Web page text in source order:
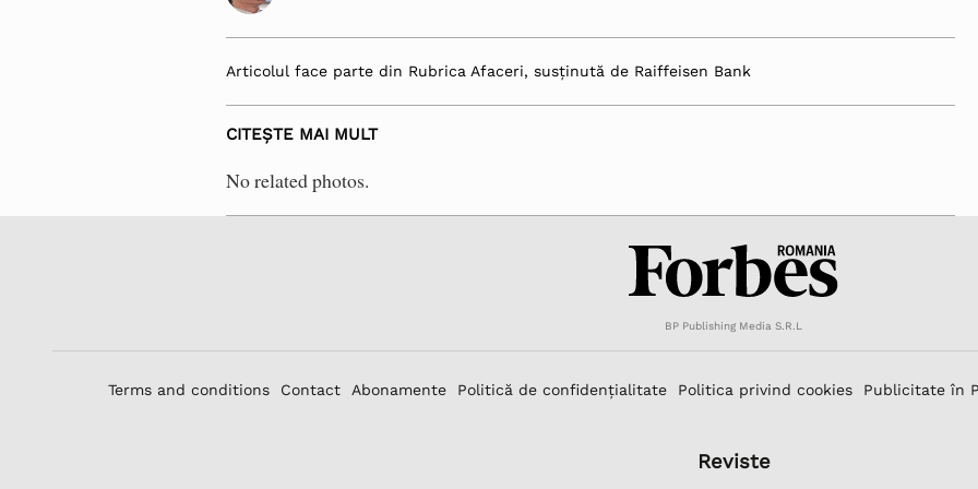
Articolul face parte din Rubrica Afaceri, susținută de Raiffeisen Bank
CITEȘTE MAI MULT
No related photos.
BP Publishing Media S.R.L
Terms and conditions Contact Abonamente Politică de confidențialitate Politica privind cookies Publicitate în
Reviste